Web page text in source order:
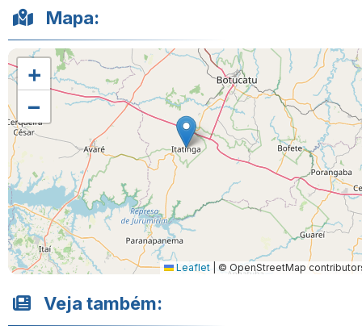
Mapa:
+
−
Leaflet © OpenStreetMap
Veja também: